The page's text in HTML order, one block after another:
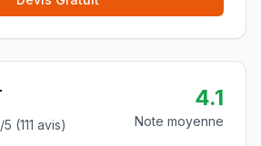
/5 (111 avis)
4.1
Note moyenne